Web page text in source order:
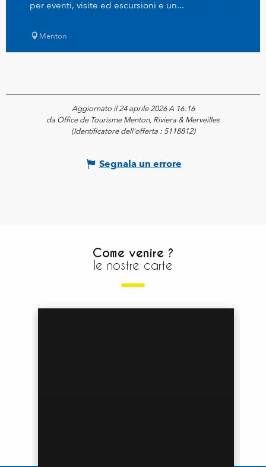
per eventi, visite ed escursioni e un...
Menton
Aggiornato il 24 aprile 2026 A 16:16
da Office de Tourisme Menton, Riviera & Merveilles
(Identificatore dell'offerta : 5118812)
Segnala un errore
Come venire ?
le nostre carte